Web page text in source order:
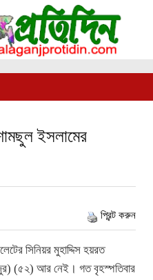
ইসলামের
প্রিন্ট করুন
সিনিয়র মুহাদ্দিস হয়রত
(৫২) আর নেই। গত বৃহস্পতিবার